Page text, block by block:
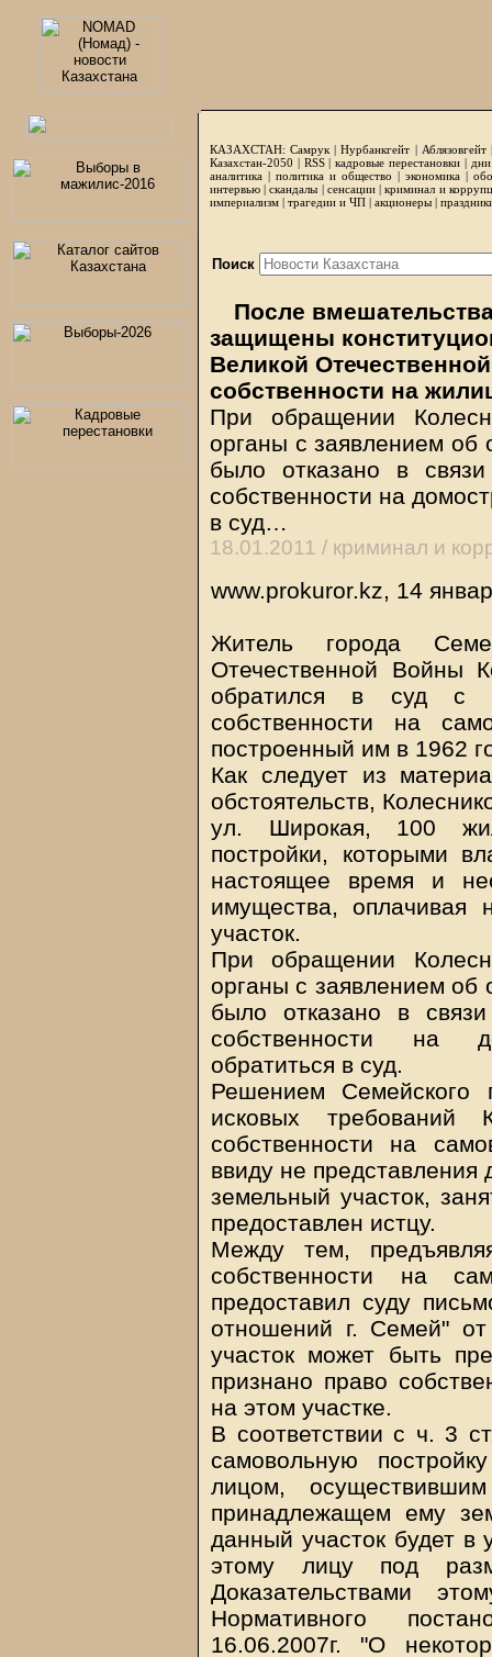
КАЗАХСТАН: Самрук |Нурбанкгейт | Аблязовгейт
Казахстан-2050 | RSS|кадровые перестановки|
аналитика | политика и общество | экономика |
интервью |скандалы | сенсации|криминал и
империализм | трагедии и ЧП | акционеры |
Поиск
После
защищены
Великой
собственности на
При обращении
органы с заявлением об
было отказано в
собственности на
в суд…
18.01.2011 / криминал и
www.prokuror.kz, 14
Житель города
Отечественной Войны
обратился в суд с
собственности на
построенный им в 1962
Как следует из
обстоятельств,
ул. Широкая, 100
постройки, которыми
настоящее время и
имущества, оплачивая
участок.
При обращении
органы с заявлением об
было отказано в
собственности на
обратиться в суд.
Решением Семейского
исковых требований
собственности на
ввиду не представления
земельный участок,
предоставлен истцу.
Между тем,
собственности на
предоставил суду
отношений г. Семей"
участок может быть
признано право
на этом участке.
В соответствии с ч. 3
самовольную
лицом,
принадлежащем ему
данный участок будет в
этому лицу под
Доказательствами
Нормативного
16.06.2007г. "О